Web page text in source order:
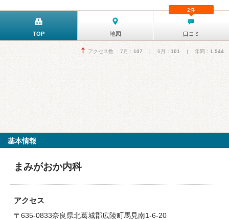
TOP 地図 口コミ
2件
アクセス数 7月： 107 | 6月： 101 | 年間： 1,544
基本情報
まみがおか内科
アクセス
〒635-0833奈良県北葛城郡広陵町馬見南1-6-20